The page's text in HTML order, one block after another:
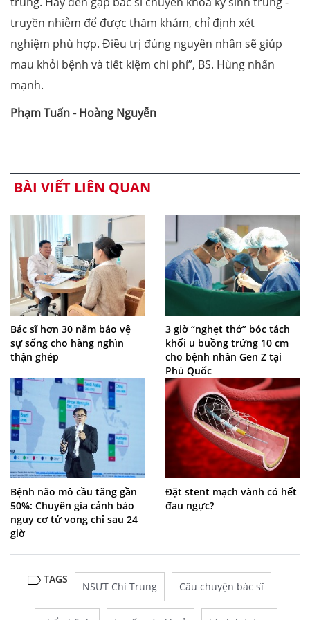
truyền nhiễm để được thăm khám, chỉ định xét
nghiệm phù hợp. Điều trị đúng nguyên nhân sẽ giúp
mau khỏi bệnh và tiết kiệm chi phí”, BS. Hùng nhấn
mạnh.
Phạm Tuấn- Hoàng Nguyễn
BÀI VIẾT LIÊN QUAN
Bác sĩ hơn 30 năm bảo vệ
sự sống cho hàng nghìn
thận ghép
3 giờ “nghẹt thở” bóc tách
khối u buồng trứng 10 cm
cho bệnh nhân Gen Z tại
Phú Quốc
Bệnh não mô cầu tăng gần
50%: Chuyên gia cảnh báo
nguy cơ tử vong chỉ sau 24
giờ
Đặt stent mạch vành có hết
đau ngực?
TAGS
NSƯT Chí Trung Câu chuyện bác sĩ